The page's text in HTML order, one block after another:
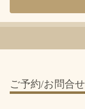
ご予約/お問合せ